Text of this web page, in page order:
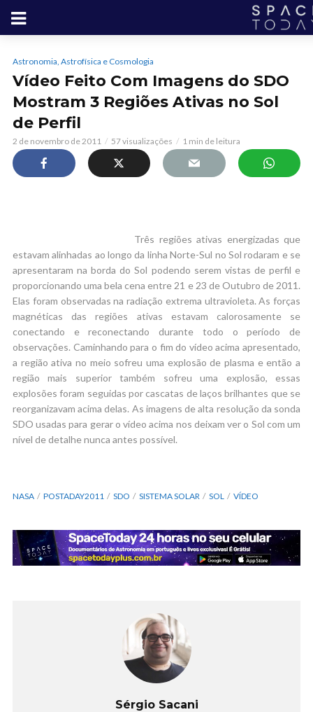
Astronomia, Astrofísica e Cosmologia
Vídeo Feito Com Imagens do SDO
Mostram 3 Regiões Ativas no Sol
de Perfil
2 de novembro de 2011 57 visualizações 1 min de leitura
Três regiões ativas energizadas que
estavam alinhadas ao longo da linha Norte-Sul no Sol rodaram e se
apresentaram na borda do Sol podendo serem vistas de perfil e
proporcionando uma bela cena entre 21 e 23 de Outubro de 2011.
Elas foram observadas na radiação extrema ultravioleta. As forças
magnéticas das regiões ativas estavam calorosamente se
conectando e reconectando durante todo o período de
observações. Caminhando para o fim do vídeo acima apresentado,
a região ativa no meio sofreu uma explosão de plasma e então a
região mais superior também sofreu uma explosão, essas
explosões foram seguidas por cascatas de laços brilhantes que se
reorganizavam acima delas. As imagens de alta resolução da sonda
SDO usadas para gerar o vídeo acima nos deixam ver o Sol com um
nível de detalhe nunca antes possível.
NASA POSTADAY2011 SDO SISTEMA SOLAR SOL VÍDEO
Sérgio Sacani